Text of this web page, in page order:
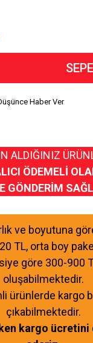
Haber Ver
ALDIĞINIZ
ÖDEMELİ
GÖNDERİM
ve boyutuna
TL, orta boy
göre 300-900
oluşabilmektedir.
ürünlerde kargo
çıkabilmektedir.
kargo ücretini